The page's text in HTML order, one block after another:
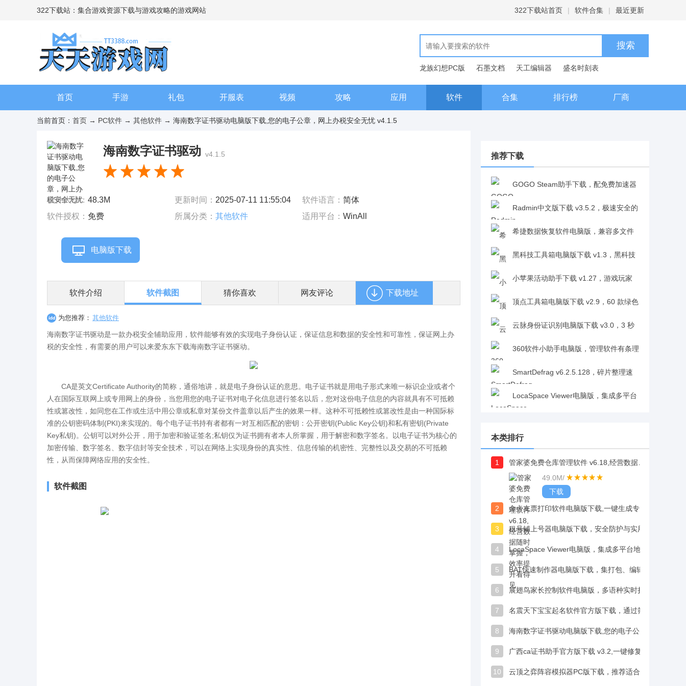
322下载站：集合游戏资源下载与游戏攻略的游戏网站 322下载站首页 | 软件合集 | 最近更新
龙族幻想PC版 石墨文档 天工编辑器
盛名时刻表
现代汉语词典
首页 手游 礼包 开服表 视频 攻略 应用 软件 合集 排行榜 厂商
当前首页： 首页 → PC软件 → 其他软件 → 海南数字证书驱动电脑版下载,您的电子公章，网上办税安全无忧 v4.1.5
海南数字证书驱动 v4.1.5
软件大小： 48.3M 更新时间： 2025-07-11 11:55:04 软件语言： 简体
软件授权： 免费 所属分类： 其他软件 适用平台： WinAll
电脑版下载
软件介绍 软件截图 猜你喜欢 网友评论 下载地址
为您推荐： 其他软件
海南数字证书驱动是一款办税安全辅助应用，软件能够有效的实现电子身份认证，保证信息和数据的安全性和可靠性，保证网上办
税的安全性，有需要的用户可以来爱东东下载海南数字证书驱动。
CA是英文Certificate Authority的简称，通俗地讲，就是电子身份认证的意思。电子证书就是用电子形式来唯一标识企业或者个
人在国际互联网上或专用网上的身份，当您用您的电子证书对电子化信息进行签名以后，您对这份电子信息的内容就具有不可抵赖
性或篡改性，如同您在工作或生活中用公章或私章对某份文件盖章以后产生的效果一样。这种不可抵赖性或篡改性是由一种国际标
准的公钥密码体制(PKI)来实现的。每个电子证书持有者都有一对互相匹配的密钥：公开密钥(Public Key公钥)和私有密钥(Private
Key私钥)。公钥可以对外公开，用于加密和验证签名;私钥仅为证书拥有者本人所掌握，用于解密和数字签名。以电子证书为核心的
加密传输、数字签名、数字信封等安全技术，可以在网络上实现身份的真实性、信息传输的机密性、完整性以及交易的不可抵赖
性，从而保障网络应用的安全性。
软件截图
推荐下载
GOGO Steam助手下载，配免费加速器
CDK，账号安全有保障v2.0.0.2
Radmin中文版下载 v3.5.2，极速安全的
远程控制神器v3.5.2
希捷数据恢复软件电脑版，兼容多文件
系统的专业数据修复v3.2.6.0
黑科技工具箱电脑版下载 v1.3，黑科技
工具箱功能大盘点v1.3
小苹果活动助手下载 v1.27，游戏玩家
专属的活动福利自动领取工具v1.27
顶点工具箱电脑版下载 v2.9，60 款绿色
便携工具一站式集齐v2.9
云脉身份证识别电脑版下载 v3.0，3 秒
极速完成证件信息提取v3.0
360软件小助手电脑版，管理软件有条理
又灵活v2.0SmartDefrag v6.2.5.128，碎片整理速
度超给力，业界领先效率高v6.2.5.128
LocaSpace Viewer电脑版，集成多平台
本类排行
1
49.0M/
下载
2
3
4
5
6
7
8
9
10